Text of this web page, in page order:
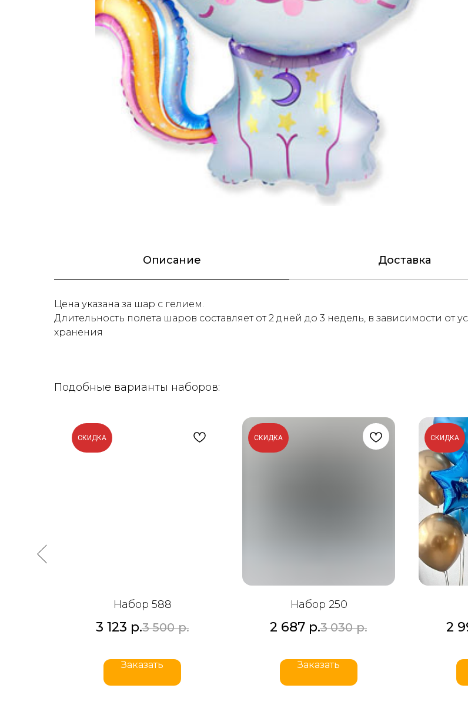
Описание Доставка
Цена указана за шар с гелием.
Длительность полета шаров составляет от 2 дней до 3 недель, в зависимости от
хранения
Подобные варианты наборов:
СКИДКА
Набор 588
3 123 р.3 500 р.
Заказать
СКИДКА
Набор 250
2 687 р.3 030 р.
Заказать
СКИДКА
2